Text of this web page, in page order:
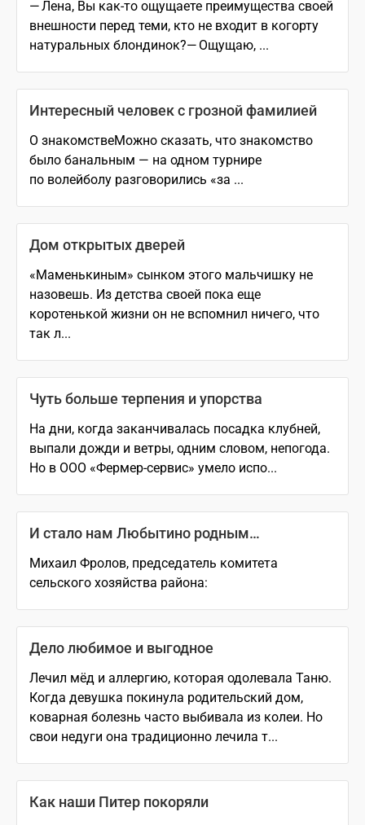
— Лена, Вы как-то ощущаете преимущества своей
внешности перед теми, кто не входит в когорту
натуральных блондинок?— Ощущаю, ...
Интересный человек с грозной фамилией
О знакомствеМожно сказать, что знакомство
было банальным — на одном турнире
по волейболу разговорились «за ...
Дом открытых дверей
«Маменькиным» сынком этого мальчишку не
назовешь. Из детства своей пока еще
коротенькой жизни он не вспомнил ничего, что
так л...
Чуть больше терпения и упорства
На дни, когда заканчивалась посадка клубней,
выпали дожди и ветры, одним словом, непогода.
Но в ООО «Фермер-сервис» умело испо...
И стало нам Любытино родным…
Михаил Фролов, председатель комитета
сельского хозяйства района:
Дело любимое и выгодное
Лечил мёд и аллергию, которая одолевала Таню.
Когда девушка покинула родительский дом,
коварная болезнь часто выбивала из колеи. Но
свои недуги она традиционно лечила т...
Как наши Питер покоряли